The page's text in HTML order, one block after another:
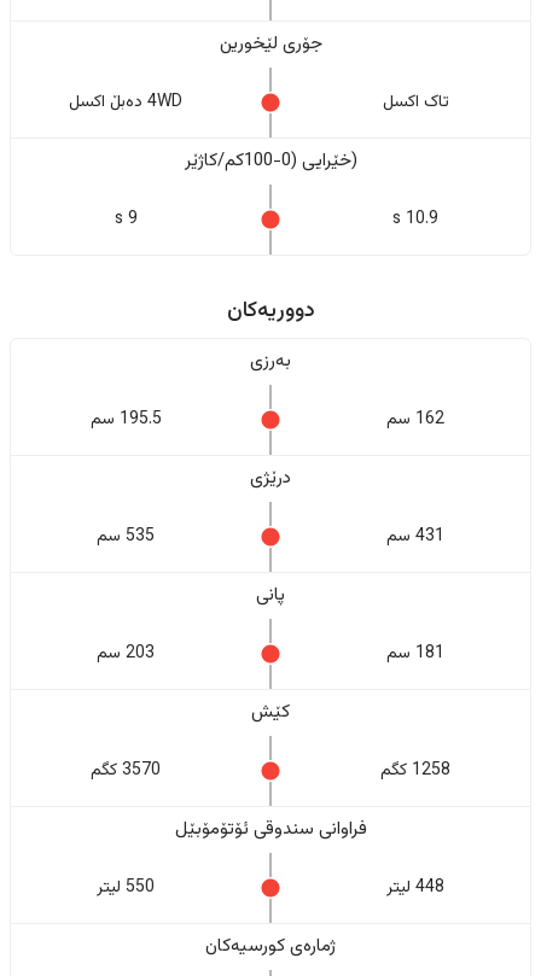
جۆری لێخورین
تاک اکسل 4WD دەبڵ اکسل
(خێرایی (0-100کم/کاژێر
10.9 s
9 s
دووریەکان
بەرزی
162 سم 195.5 سم
درێژی
431 سم 535 سم
پانی
181 سم 203 سم
کێش
1258 کگم 3570 کگم
فراوانی سندوقی ئۆتۆمۆبێل
448 لیتر 550 لیتر
ژمارەی کورسیەکان